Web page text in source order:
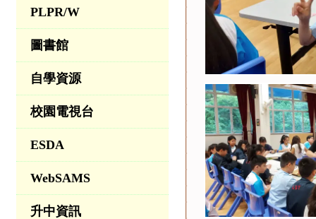
PLPR/W
圖書館
自學資源
校園電視台
ESDA
WebSAMS
升中資訊